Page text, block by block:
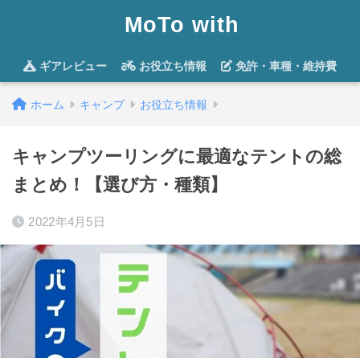
MoTo with
ギアレビュー お役立ち情報 免許・車種・維持費
ホーム キャンプ お役立ち情報
キャンプツーリングに最適なテントの総
まとめ！【選び方・種類】
2022年4月5日